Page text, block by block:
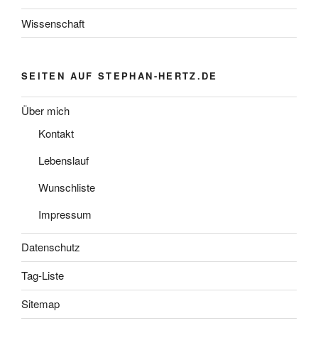
Wissenschaft
SEITEN AUF STEPHAN-HERTZ.DE
Über mich
Kontakt
Lebenslauf
Wunschliste
Impressum
Datenschutz
Tag-Liste
Sitemap